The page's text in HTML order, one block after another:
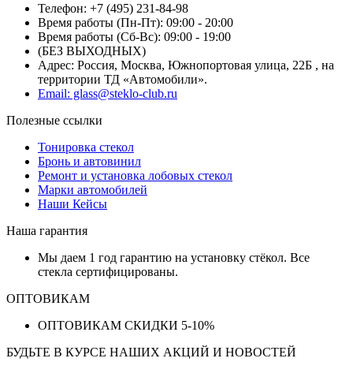
Телефон: +7 (495) 231-84-98
Время работы (Пн-Пт): 09:00 - 20:00
Время работы (Сб-Вс): 09:00 - 19:00
(БЕЗ ВЫХОДНЫХ)
Адрес: Россия, Москва, Южнопортовая улица, 22Б , на
территории ТД «Автомобили».
Email: glass@steklo-club.ru
Полезные ссылки
Тонировка стекол
Бронь и автовинил
Ремонт и установка лобовых стекол
Марки автомобилей
Наши Кейсы
Наша гарантия
Мы даем 1 год гарантию на установку стёкол. Все
стекла сертифицированы.
ОПТОВИКАМ
ОПТОВИКАМ СКИДКИ 5-10%
БУДЬТЕ В КУРСЕ НАШИХ АКЦИЙ И НОВОСТЕЙ